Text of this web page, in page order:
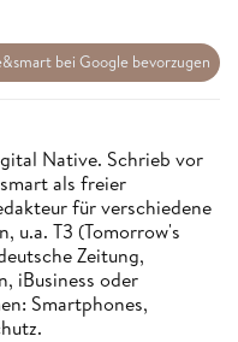
bei Google bevorzugen
Native. Schrieb vor
als freier
für verschiedene
u.a. T3 (Tomorrow's
Zeitung,
iBusiness oder
Smartphones,